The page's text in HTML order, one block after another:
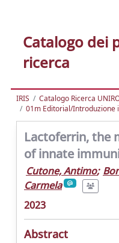
Catalogo dei
ricerca
IRIS Catalogo Ricerca
01m Editorial/Introduzione
Lactoferrin, the
of innate
Cutone, Antimo;
Carmela
2023
Abstract